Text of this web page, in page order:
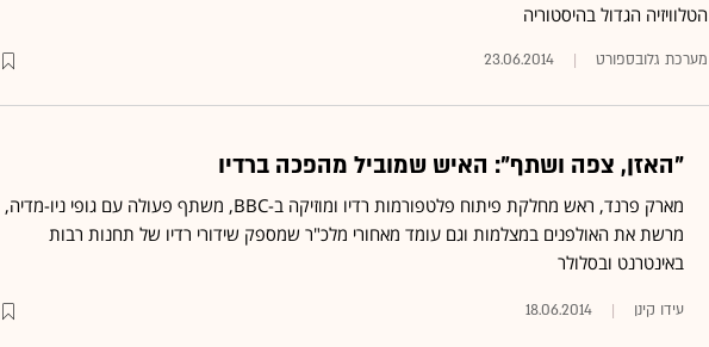
הטלוויזיה הגדול בהיסטוריה
מערכת גלובספורט 23.06.2014
"האזן, צפה ושתף": האיש שמוביל מהפכה ברדיו
מארק פרנד, ראש מחלקת פיתוח פלטפורמות רדיו ומוזיקה ב-BBC, משתף פעולה עם גופי ניו-מדיה,
מרשת את האולפנים במצלמות וגם עומד מאחורי מלכ"ר שמספק שידורי רדיו של תחנות רבות
באינטרנט ובסלולר
עידו קינן 18.06.2014